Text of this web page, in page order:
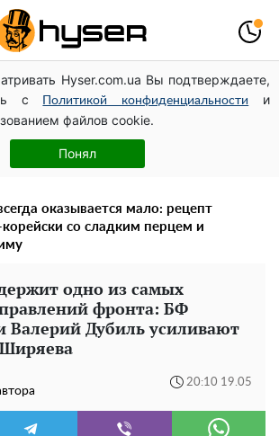
Hyser.com.ua Вы подтверждаете,
с
Политикой конфиденциальности
и
файлов cookie.
Понял
ассоциация обратилась
унифицировать
авиализинга
в Киеве состоялся
матч между командами посольств США
оказывается мало: рецепт
со сладким перцем и
одно из самых
фронта: БФ
Валерий Дубиль усиливают
20:10 19.05